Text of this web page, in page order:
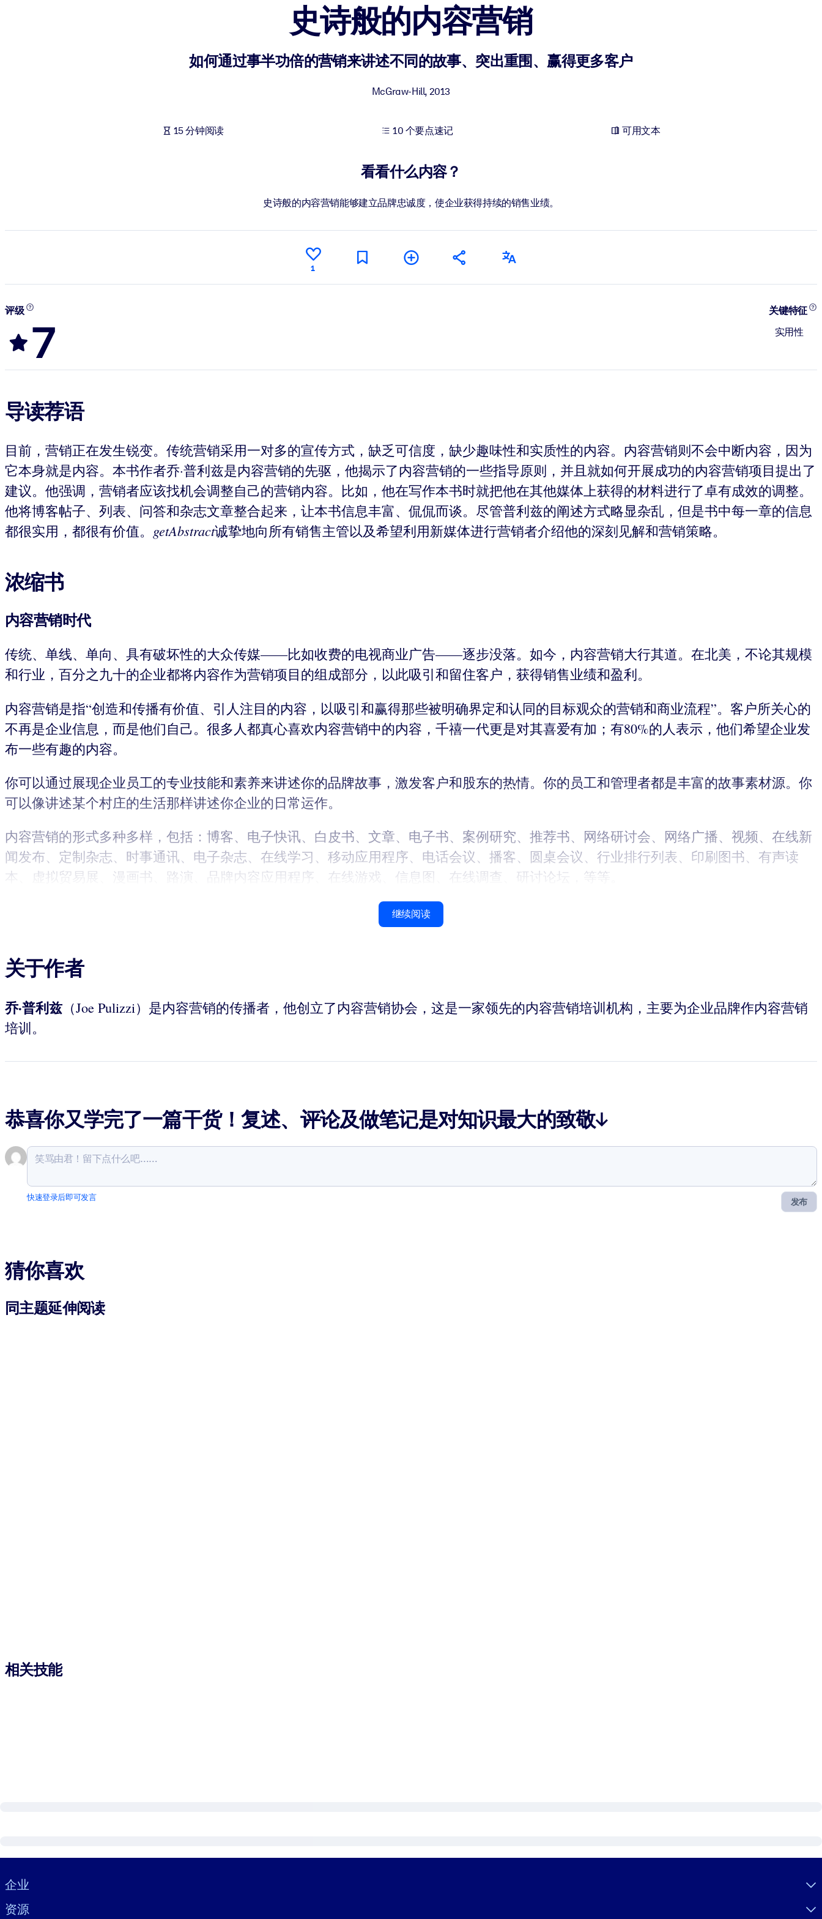
利用可靠、结构化的知识为您的人工智能系统提供动力，以改善输出结果。
史诗般的内容营销
如何通过事半功倍的营销来讲述不同的故事、突出重围、赢得更多客户
McGraw-Hill, 2013
15 分钟阅读 10 个要点速记 可用文本
看看什么内容？
史诗般的内容营销能够建立品牌忠诚度，使企业获得持续的销售业绩。
1
评级
7
关键特征
实用性
导读荐语
目前，营销正在发生锐变。传统营销采用一对多的宣传方式，缺乏可信度，缺少趣味性和实质性的内容。内容营销则不会中断内容，因为
它本身就是内容。本书作者乔·普利兹是内容营销的先驱，他揭示了内容营销的一些指导原则，并且就如何开展成功的内容营销项目提出了
建议。他强调，营销者应该找机会调整自己的营销内容。比如，他在写作本书时就把他在其他媒体上获得的材料进行了卓有成效的调整。
他将博客帖子、列表、问答和杂志文章整合起来，让本书信息丰富、侃侃而谈。尽管普利兹的阐述方式略显杂乱，但是书中每一章的信息
都很实用，都很有价值。 getAbstract诚挚地向所有销售主管以及希望利用新媒体进行营销者介绍他的深刻见解和营销策略。
浓缩书
内容营销时代
传统、单线、单向、具有破坏性的大众传媒——比如收费的电视商业广告——逐步没落。如今，内容营销大行其道。在北美，不论其规模
和行业，百分之九十的企业都将内容作为营销项目的组成部分，以此吸引和留住客户，获得销售业绩和盈利。
内容营销是指“创造和传播有价值、引人注目的内容，以吸引和赢得那些被明确界定和认同的目标观众的营销和商业流程”。客户所关心的
不再是企业信息，而是他们自己。很多人都真心喜欢内容营销中的内容，千禧一代更是对其喜爱有加；有80%的人表示，他们希望企业发
布一些有趣的内容。
你可以通过展现企业员工的专业技能和素养来讲述你的品牌故事，激发客户和股东的热情。你的员工和管理者都是丰富的故事素材源。你
可以像讲述某个村庄的生活那样讲述你企业的日常运作。
内容营销的形式多种多样，包括：博客、电子快讯、白皮书、文章、电子书、案例研究、推荐书、网络研讨会、网络广播、视频、在线新
闻发布、定制杂志、时事通讯、电子杂志、在线学习、移动应用程序、电话会议、播客、圆桌会议、行业排行列表、印刷图书、有声读
本、虚拟贸易展、漫画书、路演、品牌内容应用程序、在线游戏、信息图、在线调查、研讨论坛，等等。
继续阅读
关于作者
乔·普利兹 （Joe Pulizzi）是内容营销的传播者，他创立了内容营销协会，这是一家领先的内容营销培训机构，主要为企业品牌作内容营销
培训。
恭喜你又学完了一篇干货！复述、评论及做笔记是对知识最大的致敬↓
发布
快速登录后即可发言
猜你喜欢
同主题延伸阅读
相关技能
Visually hidden Text
企业
资源